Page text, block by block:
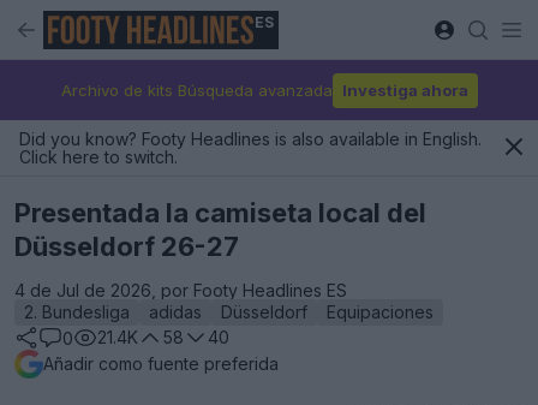
ES
Archivo de kits Búsqueda avanzada Investiga ahora
Did you know? Footy Headlines is also available in English.
Click here to switch.
Presentada la camiseta local del
Düsseldorf 26-27
4 de Jul de 2026, por Footy Headlines ES
2. Bundesliga
adidas Düsseldorf
Equipaciones
0
21.4K 58
40
Añadir como fuente preferida